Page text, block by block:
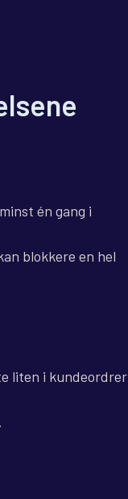
én gang i
blokkere en hel
liten i kundeordrer